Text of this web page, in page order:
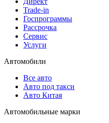
Trade-in
Госпрограммы
Рассрочка
Сервис
Услуги
Автомобили
Все авто
Авто под такси
Авто Китая
Автомобильные марки